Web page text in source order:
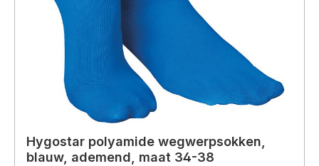
Hygostar polyamide wegwerpsokken,
blauw, ademend, maat 34-38